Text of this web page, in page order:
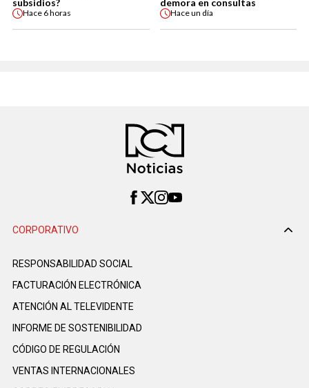
subsidios?
Hace 6 horas
demora en consultas
Haceun día
CORPORATIVO
RESPONSABILIDAD SOCIAL
FACTURACIÓN ELECTRÓNICA
ATENCIÓN AL TELEVIDENTE
INFORME DE SOSTENIBILIDAD
CÓDIGO DE REGULACIÓN
VENTAS INTERNACIONALES